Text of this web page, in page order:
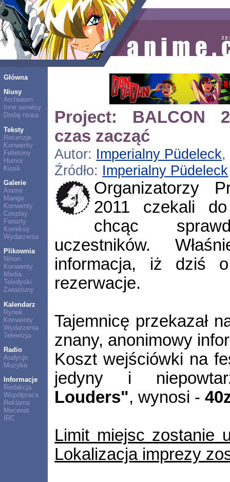
Główna
Niusy
Archiwum
Inne serwisy
Dodaj niusa
Teksty
Recenzje
Konwenty
Felietony
Humor
Kiosk
Galerie
Anime
Manga
Konwenty
Cosplay
Fanarty
Komiksy
Wydarzenia
Plikownia
Nihon
Konwenty
Media
Teledyski
Zwiastuny
Kalendarz
Rynek
Konwenty
Wydarzenia
Telewizja
Radio
Audycje
Muzyka
Informacje
Redakcja
Współpraca
Reklama
Mecenat
IRC
Project: BALCON
czas zacząć
Autor: Imperialny Püdeleck,
Źródło: Imperialny Püdeleck
Organizatorzy
2011 czekali
chcąc
uczestników.
informacja, iż dziś
rezerwacje.
Tajemnicę przekazał
znany, anonimowy
Koszt wejściówki na
jedyny i
Louders", wynosi -
Limit miejsc zostanie
Lokalizacja imprezy